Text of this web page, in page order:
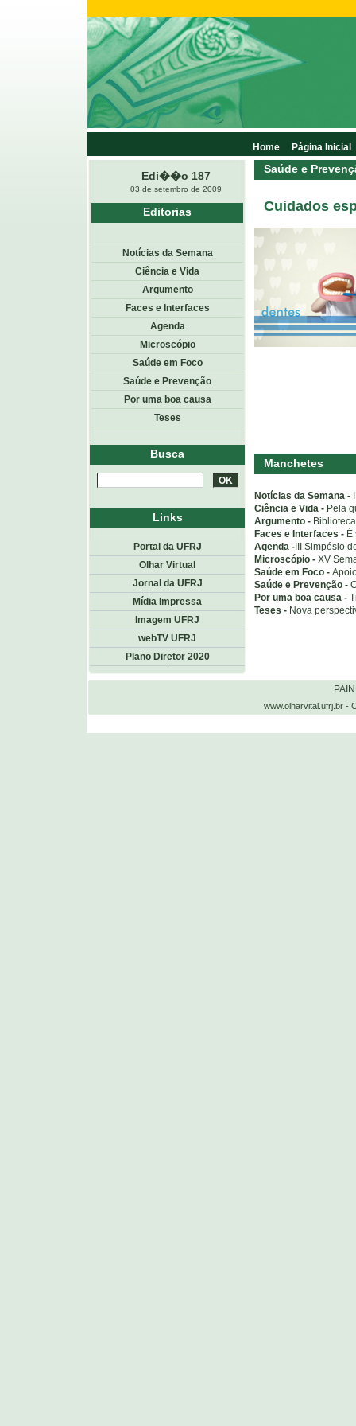
Edi��o 187
03 de setembro de 2009
Saúde e
Cuidados
Manchetes
Notícias da Semana -
Ciência e Vida - Pela
Argumento -
Faces e Interfaces -
Agenda - III Simpósio
Microscópio - XV
Saúde em Foco -
Saúde e Prevenção -
Por uma boa causa -
Teses - Nova
Editorias
Notícias da Semana
Ciência e Vida
Argumento
Faces e Interfaces
Agenda
Microscópio
Saúde em Foco
Saúde e Prevenção
Por uma boa causa
Teses
Busca
Home Página Inicial
Links
Portal da UFRJ
Olhar Virtual
Jornal da UFRJ
Mídia Impressa
Imagem UFRJ
webTV UFRJ
Plano Diretor 2020
<< voltar Topo
www.olharvital.ufrj.br -